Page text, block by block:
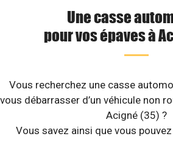
Une casse
pour vos épaves à
Vous recherchez une casse
vous débarrasser d’un véhicule non
Acigné (35) ?
Vous savez ainsi que vous